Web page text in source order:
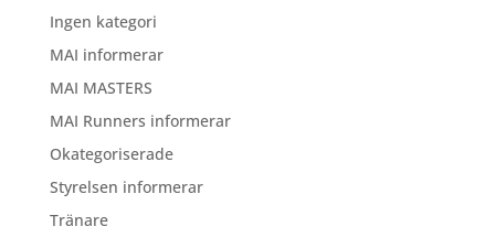
Ingen kategori
MAI informerar
MAI MASTERS
MAI Runners informerar
Okategoriserade
Styrelsen informerar
Tränare